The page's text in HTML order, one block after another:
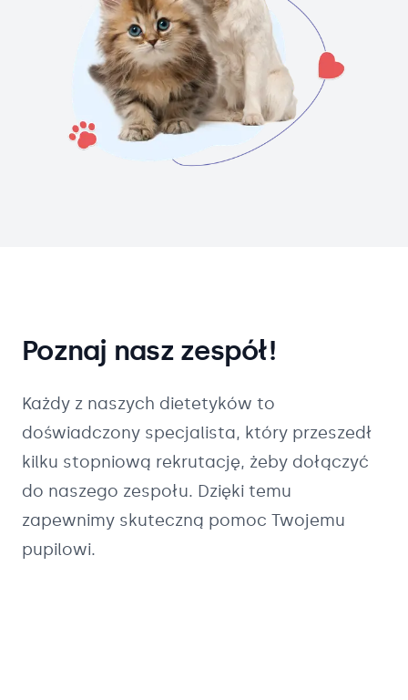
Poznaj nasz zespół!
Każdy z naszych dietetyków to
doświadczony specjalista, który przeszedł
kilku stopniową rekrutację, żeby dołączyć
do naszego zespołu. Dzięki temu
zapewnimy skuteczną pomoc Twojemu
pupilowi.